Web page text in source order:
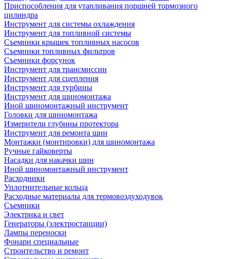
Приспособления для утапливания поршней тормозного
цилиндра
Инструмент для системы охлаждения
Инструмент для топливной системы
Съемники крышек топливных насосов
Съемники топливных фильтров
Съемники форсунок
Инструмент для трансмиссии
Инструмент для сцепления
Инструмент для турбины
Инструмент для шиномонтажа
Иной шиномонтажный инструмент
Головки для шиномонтажа
Измерители глубины протектора
Инструмент для ремонта шин
Монтажки (монтировки) для шиномонтажа
Ручные гайковерты
Насадки для накачки шин
Иной шиномонтажный инструмент
Расходники
Уплотнительные кольца
Расходные материалы для термовоздуходувок
Съемники
Электрика и свет
Генераторы (электростанции)
Лампы переноски
Фонари специальные
Строительство и ремонт